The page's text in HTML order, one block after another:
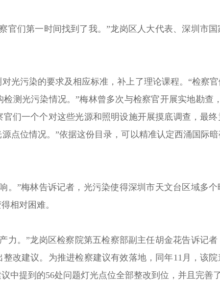
官们第一时间找到了我。”龙岗区人大代表、深圳市
光污染的要求及相应标准，补上了理论课程。“检察
测光污染情况。”梅林曾多次与检察官开展实地勘查
们一个个对这些光源和照明设施开展摸底调查，最
点位情况。”依据这份目录，可以精准认定西涌国际
。”梅林告诉记者，光污染使得深圳市天文台区域多
相对困难。
力。”龙岗区检察院第五检察部副主任胡金花告诉记者
改建议。为推进检察建议有效落地，同年11月，该
中提到的56处问题灯光点位全部整改到位，并且完善